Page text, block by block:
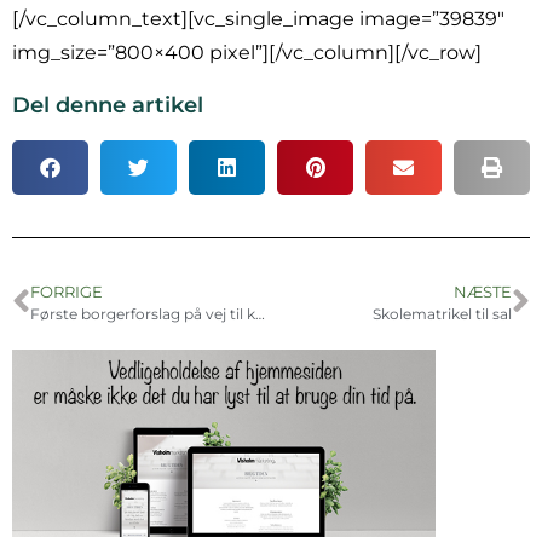
[/vc_column_text][vc_single_image image=”39839″
img_size=”800×400 pixel”][/vc_column][/vc_row]
Del denne artikel
FORRIGE
Første borgerforslag på vej til kommunalbestyrelsen
NÆSTE
Skolematrikel til sal